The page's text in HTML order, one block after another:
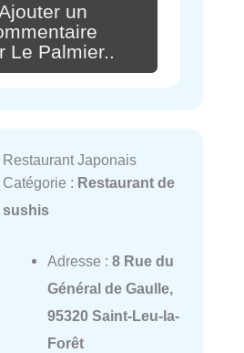
un
Le Palmier..
Restaurant Japonais
Catégorie : Restaurant de
sushis
Adresse : 8 Rue du
Général de Gaulle,
95320 Saint-Leu-la-
Forêt